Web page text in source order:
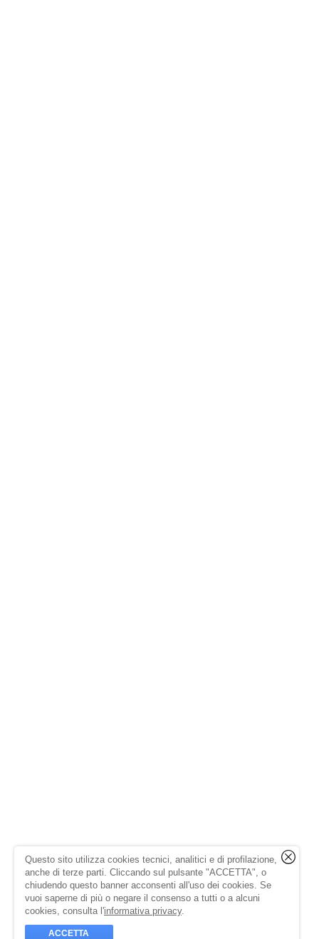
Questo sito utilizza cookies tecnici, analitici e di profilazione,
anche di terze parti. Cliccando sul pulsante "ACCETTA", o
chiudendo questo banner acconsenti all'uso dei cookies. Se
vuoi saperne di più o negare il consenso a tutti o a alcuni
cookies, consulta l'informativa privacy.
ACCETTA